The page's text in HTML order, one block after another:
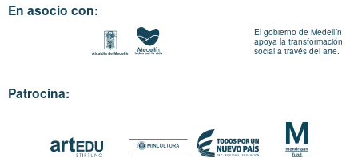
En asocio con:
El gobierno de Medellín
apoya la transformación
social a través del arte.
Patrocina: